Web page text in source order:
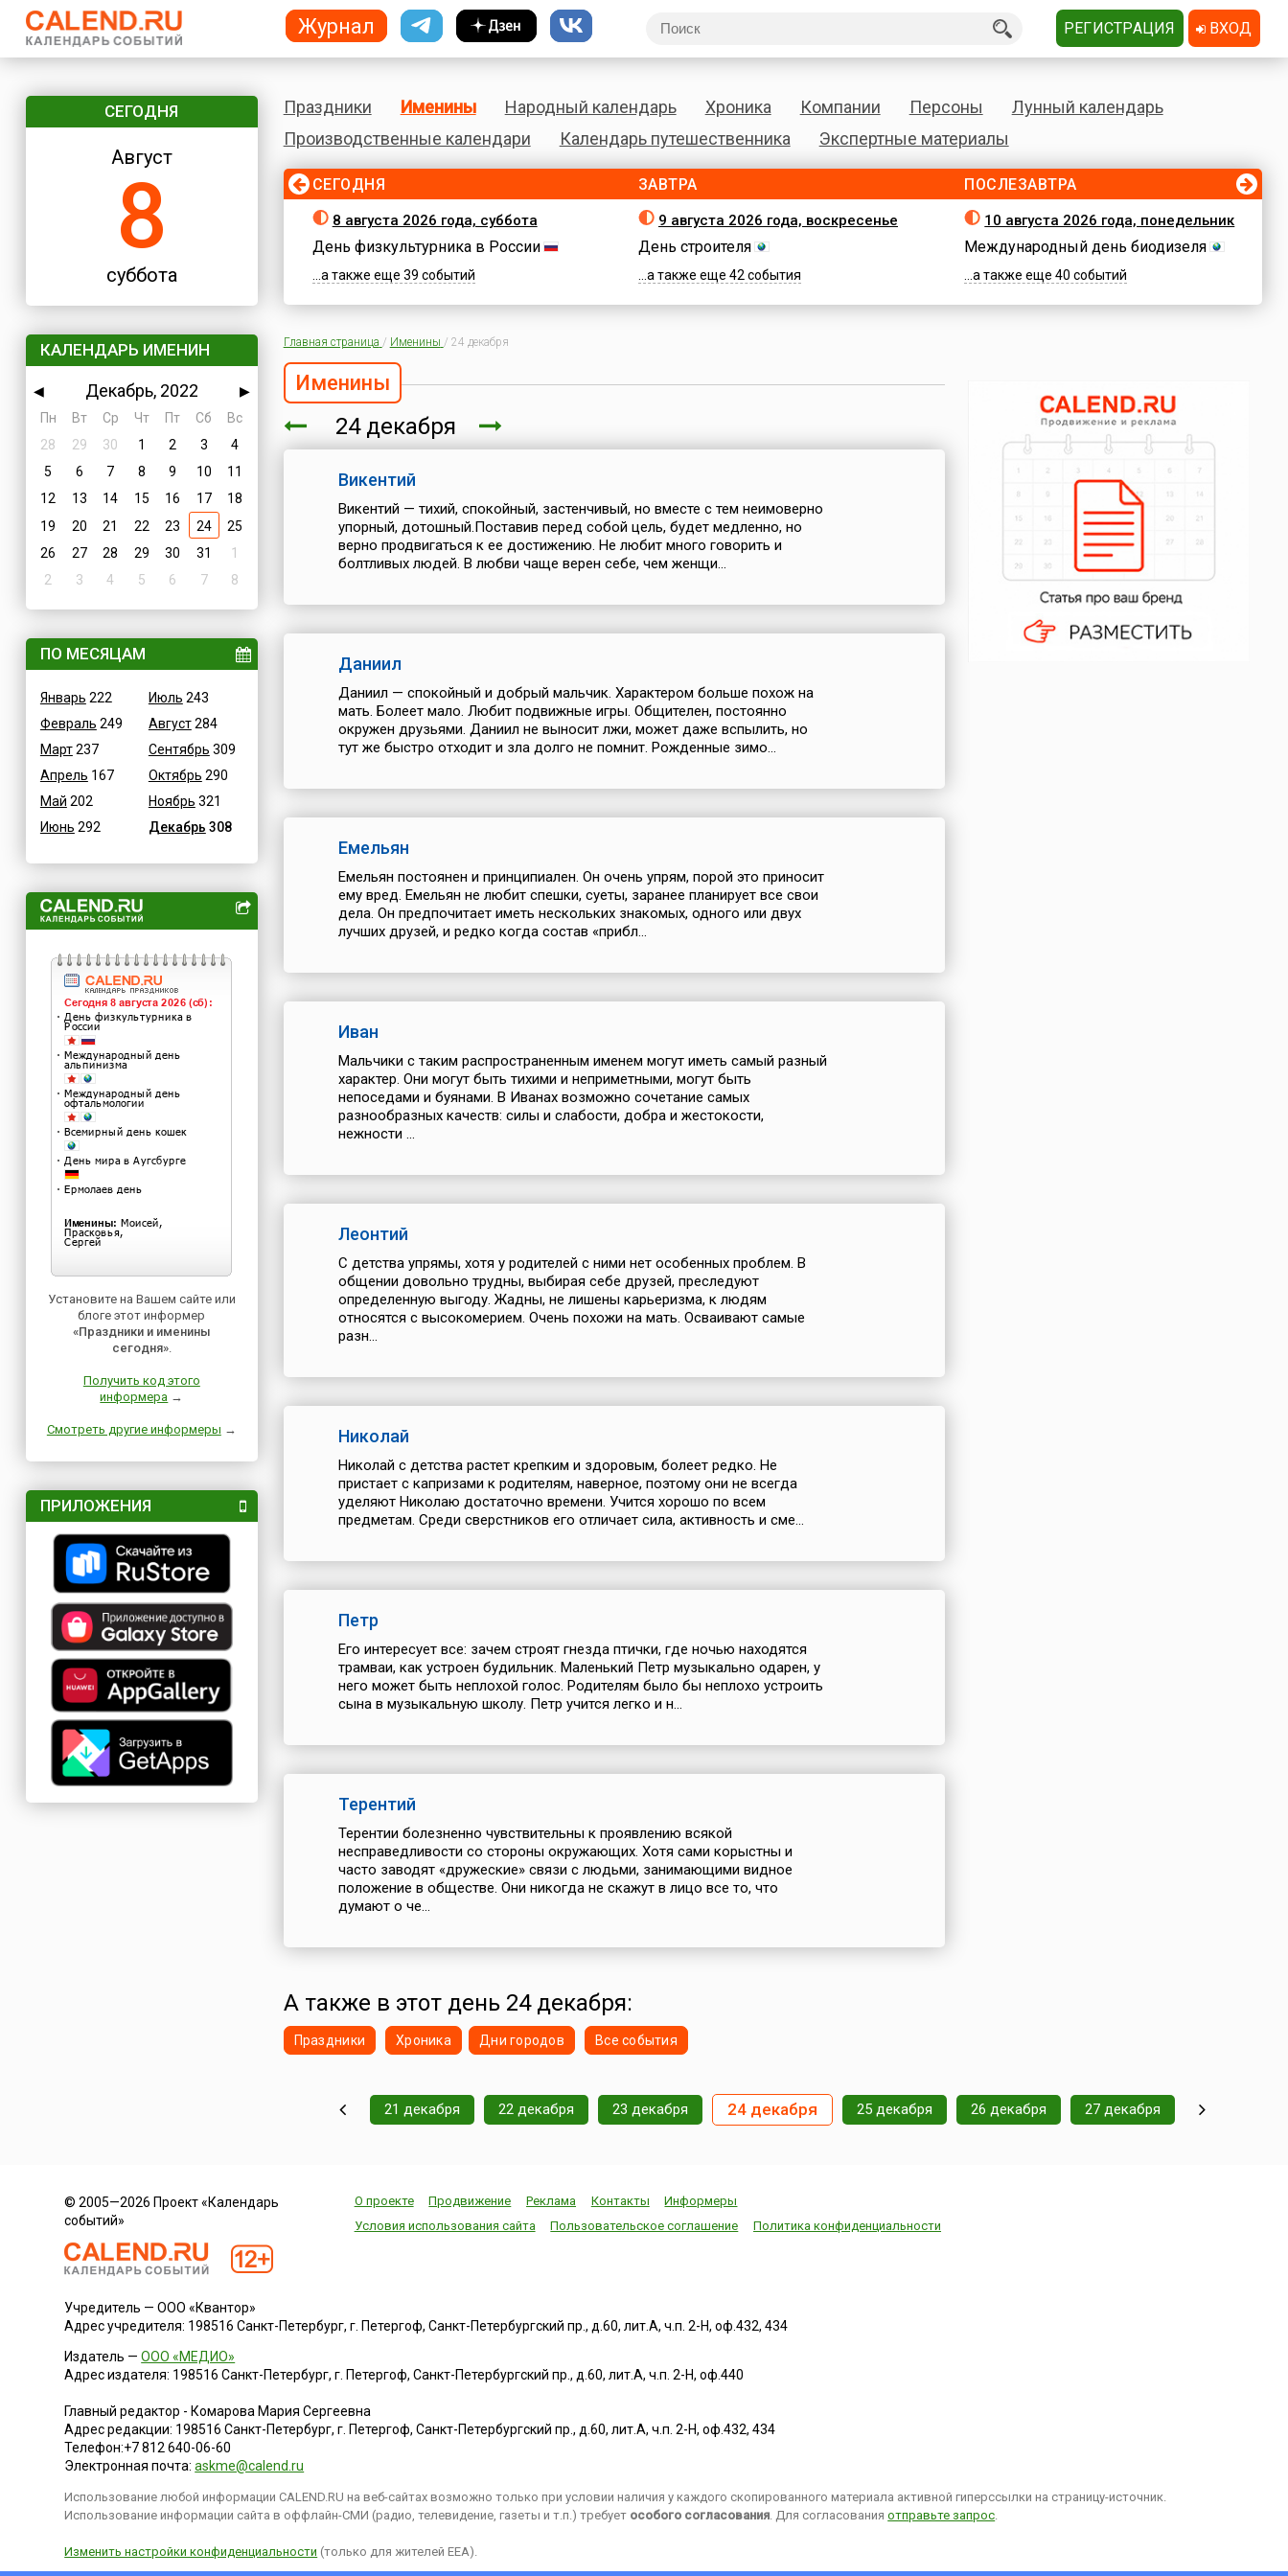
СЕГОДНЯ
Август
8
суббота
КАЛЕНДАРЬ ИМЕНИН
◀ Декабрь, 2022
▶
Пн
Вт Ср Чт Пт Сб
Вс
28
29 30 1 2 3
4
5
6 7 8 9 10
11
12
13 14 15 16 17
18
19
20 21 22 23 24
25
26
27 28 29 30 31
1
2
3 4 5 6 7 8
ПО МЕСЯЦАМ
Январь 222
Февраль 249
Март237
Апрель 167
Май 202
Июнь 292
Июль 243
Август284
Сентябрь 309
Октябрь 290
Ноябрь 321
Декабрь 308
Установите на Вашем сайте или
блоге этот информер
«Праздники и именины
сегодня».
Получить код этого
информера →
Смотреть другие информеры →
ПРИЛОЖЕНИЯ
Праздники Именины Народный календарь Хроника Компании Персоны
Лунный календарь
Производственные календари
Календарь путешественника Экспертные материалы
СЕГОДНЯ
8 августа 2026 года, суббота
День физкультурника в России
...а также еще 39 событий
ЗАВТРА
9 августа 2026 года, воскресенье
День строителя
...а также еще 42 события
ПОСЛЕЗАВТРА
10 августа 2026 года, понедельник
Международный день биодизеля
...а также еще 40 событий
Главная страница / Именины / 24 декабря
Именины
24 декабря
Викентий
Викентий — тихий, спокойный, застенчивый, но вместе с тем неимоверно
упорный, дотошный.Поставив перед собой цель, будет медленно, но
верно продвигаться к ее достижению. Не любит много говорить и
болтливых людей. В любви чаще верен себе, чем женщи...
Даниил
Даниил — спокойный и добрый мальчик. Характером больше похож на
мать. Болеет мало. Любит подвижные игры. Общителен, постоянно
окружен друзьями. Даниил не выносит лжи, может даже вспылить, но
тут же быстро отходит и зла долго не помнит. Рожденные зимо...
Емельян
Емельян постоянен и принципиален. Он очень упрям, порой это приносит
ему вред. Емельян не любит спешки, суеты, заранее планирует все свои
дела. Он предпочитает иметь нескольких знакомых, одного или двух
лучших друзей, и редко когда состав «прибл...
Иван
Мальчики с таким распространенным именем могут иметь самый разный
характер. Они могут быть тихими и неприметными, могут быть
непоседами и буянами. В Иванах возможно сочетание самых
разнообразных качеств: силы и слабости, добра и жестокости,
нежности ...
Леонтий
С детства упрямы, хотя у родителей с ними нет особенных проблем. В
общении довольно трудны, выбирая себе друзей, преследуют
определенную выгоду. Жадны, не лишены карьеризма, к людям
относятся с высокомерием. Очень похожи на мать. Осваивают самые
разн...
Николай
Николай с детства растет крепким и здоровым, болеет редко. Не
пристает с капризами к родителям, наверное, поэтому они не всегда
уделяют Николаю достаточно времени. Учится хорошо по всем
предметам. Среди сверстников его отличает сила, активность и сме...
Петр
Его интересует все: зачем строят гнезда птички, где ночью находятся
трамваи, как устроен будильник. Маленький Петр музыкально одарен, у
него может быть неплохой голос. Родителям было бы неплохо устроить
сына в музыкальную школу. Петр учится легко и н...
Терентий
Терентии болезненно чувствительны к проявлению всякой
несправедливости со стороны окружающих. Хотя сами корыстны и
часто заводят «дружеские» связи с людьми, занимающими видное
положение в обществе. Они никогда не скажут в лицо все то, что
думают о че...
А также в этот день 24 декабря:
Праздники Хроника Дни городов Все события
21 декабря 22 декабря 23 декабря 24 декабря 25 декабря 26 декабря 27 декабря
© 2005—2026 Проект «Календарь
событий»
О проекте Продвижение Реклама Контакты
Информеры
Условия использования сайта
Пользовательское соглашение Политика конфиденциальности
Учредитель — ООО «Квантор»
Адрес учредителя: 198516 Санкт-Петербург, г. Петергоф, Санкт-Петербургский пр., д.60, лит.А, ч.п. 2-Н, оф.432, 434
Издатель —ООО «МЕДИО»
Адрес издателя: 198516 Санкт-Петербург, г. Петергоф, Санкт-Петербургский пр., д.60, лит.А, ч.п. 2-Н, оф.440
Главный редактор - Комарова Мария Сергеевна
Адрес редакции: 198516 Санкт-Петербург, г. Петергоф,Санкт-Петербургский пр., д.60, лит.А, ч.п. 2-Н, оф.432, 434
Телефон:+7 812 640-06-60
Электронная почта:askme@calend.ru
Использование любой информации CALEND.RU на веб-сайтах возможно только при условии наличия у каждого скопированного материала активной гиперссылки на страницу-источник.
Использование информации сайта в оффлайн-СМИ (радио, телевидение, газеты и т.п.) требует особого согласования. Для согласованияотправьте запрос.
Изменить настройки конфиденциальности (только для жителей EEA).
Журнал РЕГИСТРАЦИЯ ВХОД